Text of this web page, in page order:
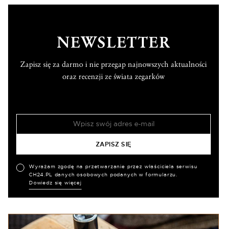
NEWSLETTER
Zapisz się za darmo i nie przegap najnowszych aktualności
oraz recenzji ze świata zegarków
Wyrażam zgodę na przetwarzanie przez właściciela serwisu
CH24.PL danych osobowych podanych w formularzu.
Dowiedz się więcej